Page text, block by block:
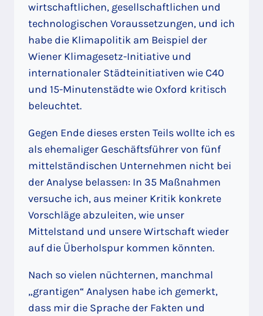
wirtschaftlichen, gesellschaftlichen und
technologischen Voraussetzungen, und ich
habe die Klimapolitik am Beispiel der
Wiener Klimagesetz-Initiative und
internationaler Städteinitiativen wie C40
und 15-Minutenstädte wie Oxford kritisch
beleuchtet.
Gegen Ende dieses ersten Teils wollte ich es
als ehemaliger Geschäftsführer von fünf
mittelständischen Unternehmen nicht bei
der Analyse belassen: In 35 Maßnahmen
versuche ich, aus meiner Kritik konkrete
Vorschläge abzuleiten, wie unser
Mittelstand und unsere Wirtschaft wieder
auf die Überholspur kommen könnten.
Nach so vielen nüchternen, manchmal
„grantigen“ Analysen habe ich gemerkt,
dass mir die Sprache der Fakten und